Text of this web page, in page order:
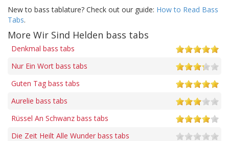
New to bass tablature? Check out our guide: How to Read Bass
Tabs.
More Wir Sind Helden bass tabs
Denkmal bass tabs
Nur Ein Wort bass tabs
Guten Tag bass tabs
Aurelie bass tabs
Rüssel An Schwanz bass tabs
Die Zeit Heilt Alle Wunder bass tabs